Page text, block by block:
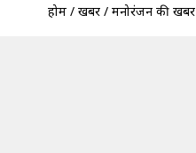
होम / खबरें / मनोरंजन की खबरें